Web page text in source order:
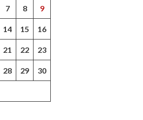
7 8 9
14 15 16
21 22 23
28 29 30